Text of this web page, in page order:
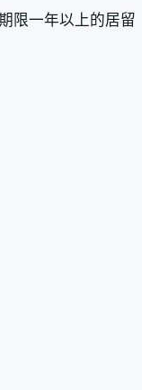
限一年以上的居留